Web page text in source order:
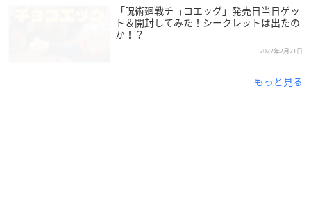
「呪術廻戦チョコエッグ」発売日当日ゲッ
ト＆開封してみた！シークレットは出たの
か！？
2022年2月21日
もっと見る